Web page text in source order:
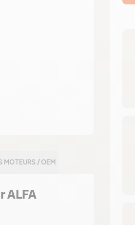
MOTEURS / OEM
ALFA